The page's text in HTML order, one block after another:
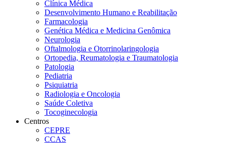
Clínica Médica
Desenvolvimento Humano e Reabilitação
Farmacologia
Genética Médica e Medicina Genômica
Neurologia
Oftalmologia e Otorrinolaringologia
Ortopedia, Reumatologia e Traumatologia
Patologia
Pediatria
Psiquiatria
Radiologia e Oncologia
Saúde Coletiva
Tocoginecologia
Centros
CEPRE
CCAS